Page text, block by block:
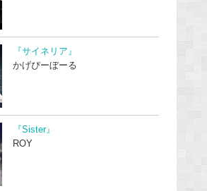
『サイネリア』
かげぴーぼーる
『Sister』
ROY